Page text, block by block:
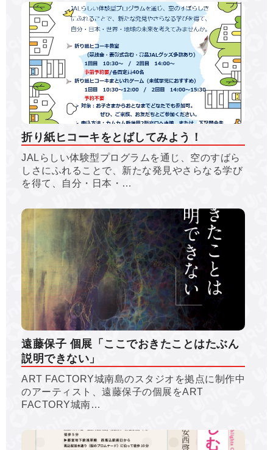
折り紙ヒコーキをとばしてみよう！
JALらしい体験型プログラムを通じ、空のすばら
しさにふれることで、新たな発見やさらなる学び
を得て、自分・日本・…
遠藤保子 個展「ここでおきたことはたぶん
説明できない」
ART FACTORY城南島のスタジオを拠点に制作中
のアーティスト、遠藤保子の個展をART
FACTORY城南…